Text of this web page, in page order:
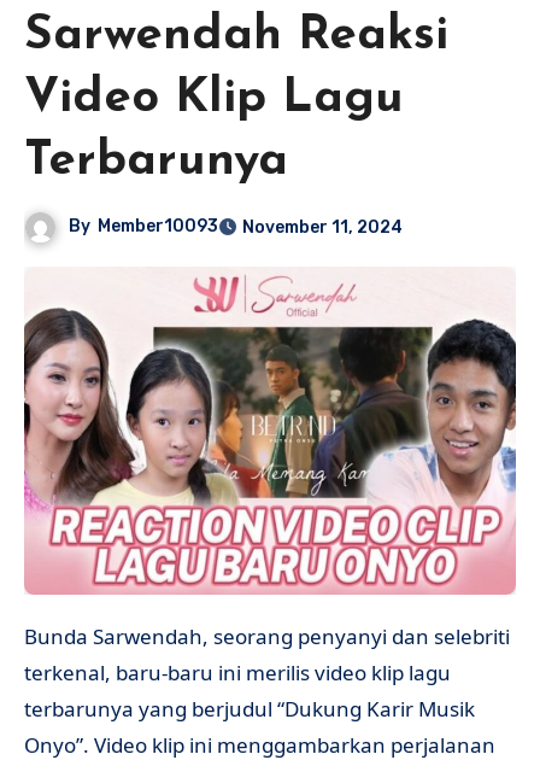
Sarwendah Reaksi
Video Klip Lagu
Terbarunya
By Member10093 November 11, 2024
Bunda Sarwendah, seorang penyanyi dan selebriti
terkenal, baru-baru ini merilis video klip lagu
terbarunya yang berjudul “Dukung Karir Musik
Onyo”. Video klip ini menggambarkan perjalanan